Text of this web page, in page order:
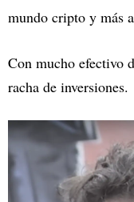
mundo cripto y más
Con mucho efectivo
racha de inversiones.